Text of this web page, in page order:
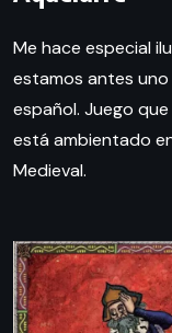
Me hace especial
estamos antes
español. Juego
está ambientado
Medieval.